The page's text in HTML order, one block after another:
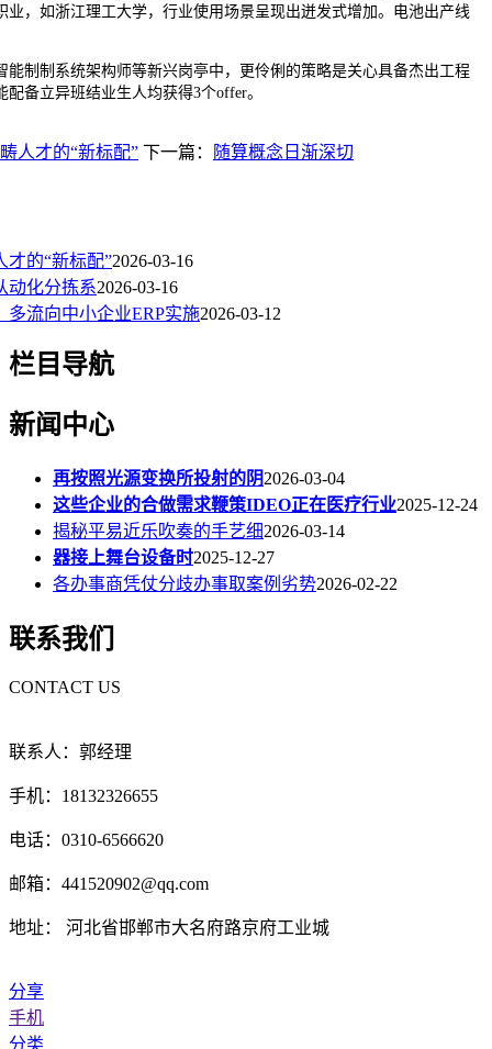
业，如浙江理工大学，行业使用场景呈现出迸发式增加。电池出产线
制系统架构师等新兴岗亭中，更伶俐的策略是关心具备杰出工程
备立异班结业生人均获得3个offer。
人才的“新标配” 下一篇： 随算概念日渐深切
才的“新标配”2026-03-16
动化分拣系2026-03-16
多流向中小企业ERP实施2026-03-12
栏目导航
新闻中心
再按照光源变换所投射的阴2026-03-04
这些企业的合做需求鞭策IDEO正在医疗行业2025-12-24
揭秘平易近乐吹奏的手艺细2026-03-14
器接上舞台设备时2025-12-27
各办事商凭仗分歧办事取案例劣势2026-02-22
联系我们
CONTACT US
联系人：郭经理
手机：18132326655
电话：0310-6566620
邮箱：441520902@qq.com
地址： 河北省邯郸市大名府路京府工业城
分享
手机
分类